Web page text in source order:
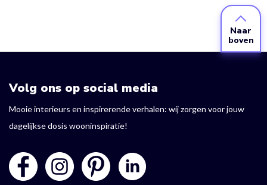
Naar
boven
Volg ons op social media
Mooie interieurs en inspirerende verhalen: wij zorgen voor jouw
dagelijkse dosis wooninspiratie!